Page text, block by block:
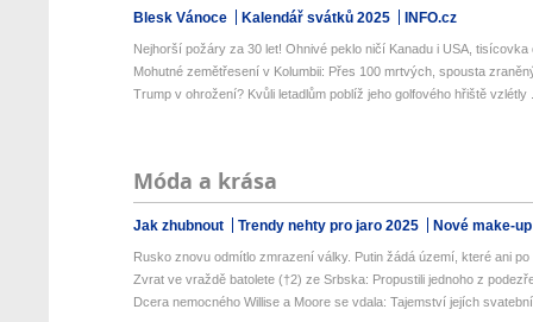
Blesk Vánoce Kalendář svátků 2025 INFO.cz
Nejhorší požáry za 30 let! Ohnivé peklo ničí Kanadu i USA, tisícovka
Mohutné zemětřesení v Kolumbii: Přes 100 mrtvých, spousta
Trump v ohrožení? Kvůli letadlům poblíž jeho golfového hřiště vzlétly
Móda a krása
Jak zhubnout Trendy nehty pro jaro 2025 Nové make-
Rusko znovu odmítlo zmrazení války. Putin žádá území, které ani po
Zvrat ve vraždě batolete (†2) ze Srbska: Propustili jednoho z
Dcera nemocného Willise a Moore se vdala: Tajemství jejích